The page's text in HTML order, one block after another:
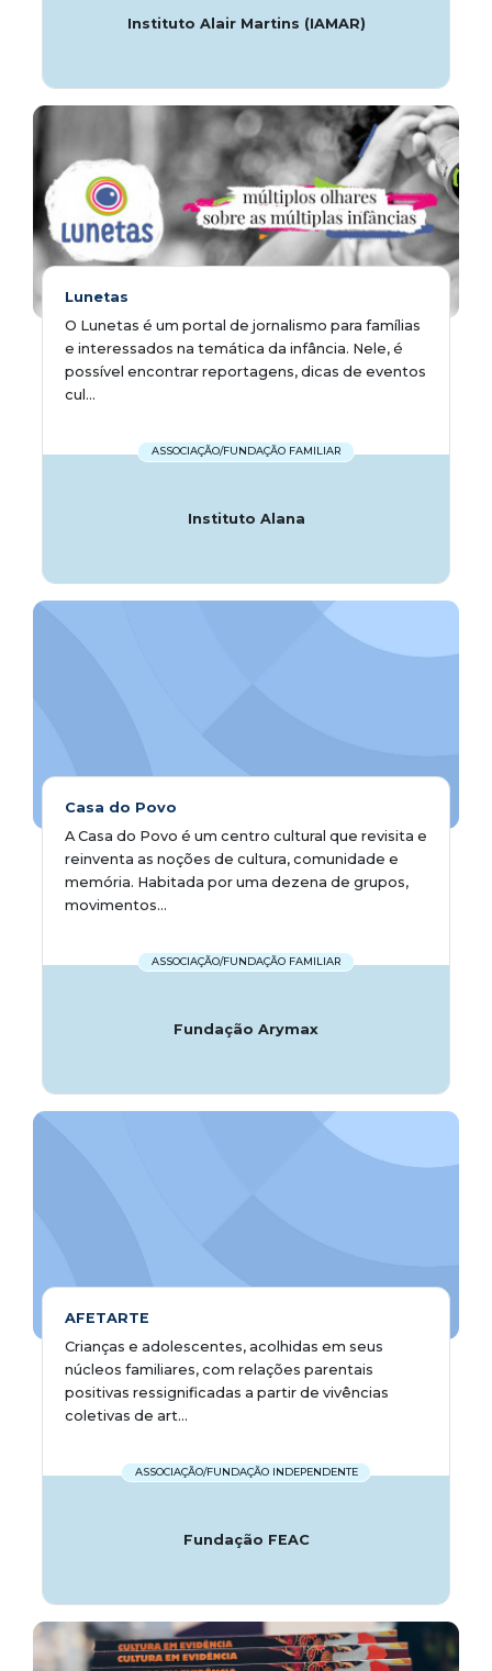
Instituto Alair Martins (IAMAR)
Lunetas
O Lunetas é um portal de jornalismo para famílias
e interessados na temática da infância. Nele, é
possível encontrar reportagens, dicas de eventos
cul...
ASSOCIAÇÃO/FUNDAÇÃO FAMILIAR
Instituto Alana
Casa do Povo
A Casa do Povo é um centro cultural que revisita e
reinventa as noções de cultura, comunidade e
memória. Habitada por uma dezena de grupos,
movimentos...
ASSOCIAÇÃO/FUNDAÇÃO FAMILIAR
Fundação Arymax
AFETARTE
Crianças e adolescentes, acolhidas em seus
núcleos familiares, com relações parentais
positivas ressignificadas a partir de vivências
coletivas de art...
ASSOCIAÇÃO/FUNDAÇÃO INDEPENDENTE
Fundação FEAC